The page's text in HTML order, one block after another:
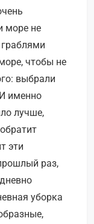
море не
чтобы не
выбрали
именно
лучше,
эти
раз,
уборка